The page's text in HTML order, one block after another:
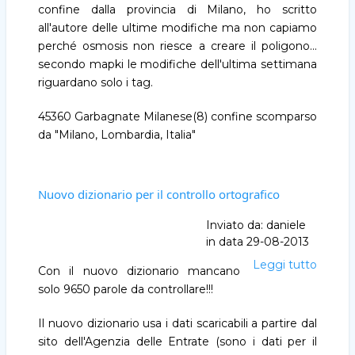
confine dalla provincia di Milano, ho scritto
all'autore delle ultime modifiche ma non capiamo
perché osmosis non riesce a creare il poligono...
secondo mapki le modifiche dell'ultima settimana
riguardano solo i tag.
45360 Garbagnate Milanese(8) confine scomparso
da "Milano, Lombardia, Italia"
Nuovo dizionario per il controllo ortografico
Inviato da: daniele
in data 29-08-2013
Leggi tutto
Con il nuovo dizionario mancano
solo 9650 parole da controllare!!!
Il nuovo dizionario usa i dati scaricabili a partire dal
sito dell'Agenzia delle Entrate (sono i dati per il